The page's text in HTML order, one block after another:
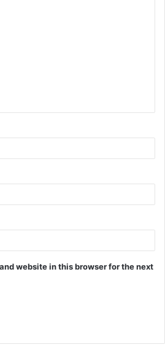
website in this browser for the next